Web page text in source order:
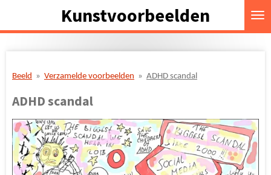
hoofdinhoud
Kunstvoorbeelden
Beeld » Verzamelde voorbeelden » ADHD scandal
ADHD scandal